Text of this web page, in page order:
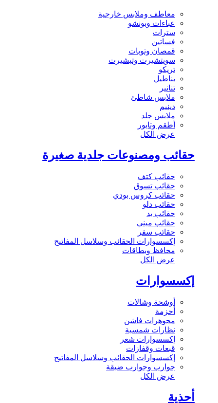
معاطف وملابس خارجية
عباءات وبونشو
سترات
فساتين
قمصان وتوبات
سويتشيرت وتيشيرت
تريكو
بناطيل
تنانير
ملابس شاطئ
دينيم
ملابس جلد
أطقم وتايور
عرض الكل
حقائب ومصنوعات جلدية صغيرة
حقائب كتف
حقائب تسوق
حقائب كروس بودي
حقائب دلو
حقائب يد
حقائب ميني
حقائب سفر
إكسسوارات الحقائب وسلاسل المفاتيح
محافظ وبطاقات
عرض الكل
إكسسوارات
أوشحة وشالات
أحزمة
مجوهرات فاشن
نظارات شمسية
إكسسوارات شعر
قبعات وقفازات
إكسسوارات الحقائب وسلاسل المفاتيح
جوارب وجوارب ضيقة
عرض الكل
أحذية